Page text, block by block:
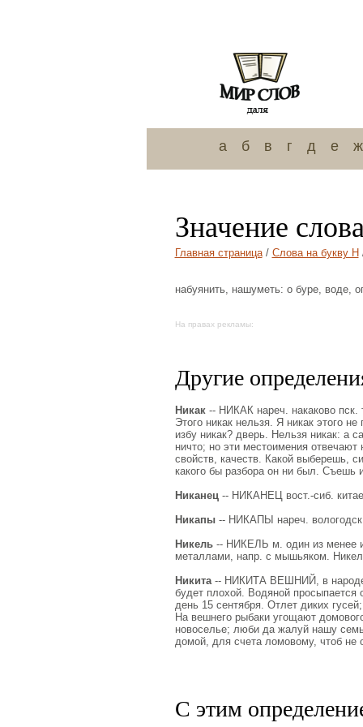
а б в г д е ж
Значение
Главная страница/ Слова на букву Н
набуянить, нашуметь: о буре, воде,
На правах рекламы:
Другие
Никак-- НИКАК нареч. накаково пск.
Этого никак нельзя. Я никак этого
избу никак? дверь. Нельзя никак: а
ничто; но эти местоимения отвечают
свойств, качеств. Какой выберешь,
какого бы разбора он ни был. Съешь
Никанец-- НИКАНЕЦ вост.-сиб.
Никапы-- НИКАПЫ нареч.
Никель-- НИКЕЛЬ м. один из менее
металлами, напр. с мышьяком.
Никита-- НИКИТА ВЕШНИЙ, в народе,
будет плохой. Водяной просыпается
день 15 сентября. Отлет диких
На вешнего рыбаки угощают
новоселье; люби да жалуй нашу
домой, для счета ломовому, чтоб не
С этим